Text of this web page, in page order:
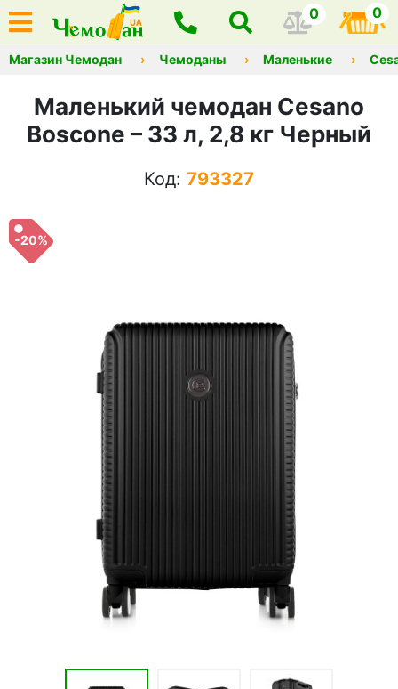
0 0
Магазин Чемодан Чемоданы Маленькие
Маленький чемодан Cesano
Boscone – 33 л, 2,8 кг Черный
Код: 793327
-20%